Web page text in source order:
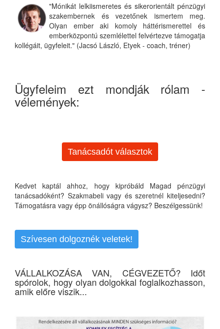
"Mónikát lelkiismeretes és sikerorientált pénzügyi
szakembernek és vezetőnek ismertem meg.
Olyan ember aki komoly háttérismerettel és
emberközpontú szemlélettel felvértezve támogatja
kollégáit, ügyfeleit." (Jacsó László, Etyek - coach, tréner)
Ügyfeleim ezt mondják rólam -
vélemények:
Tanácsadót választok
Kedvet kaptál ahhoz, hogy kipróbáld Magad pénzügyi
tanácsadóként? Szakmabeli vagy és szeretnél kiteljesedni?
Támogatásra vagy épp önállóságra vágysz? Beszélgessünk!
Szívesen dolgoznék veletek!
VÁLLALKOZÁSA VAN, CÉGVEZETŐ? Időt
spórolok, hogy olyan dolgokkal foglalkozhasson,
amik előre viszik...